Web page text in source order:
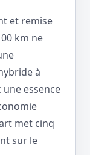
et remise
km ne
à
essence
met cinq
sur le